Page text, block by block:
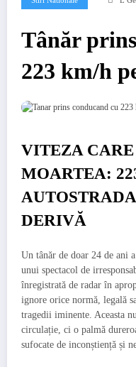
Tânăr
223 km/h
VITEZA
MOARTEA:
DERIVĂ
Un tânăr de doar 24 de ani
unui spectacol de
înregistrată de radar în
ignore orice normă, legală
tragedii iminente. Aceasta
circulație, ci o palmă
sufocate de inconștiență și